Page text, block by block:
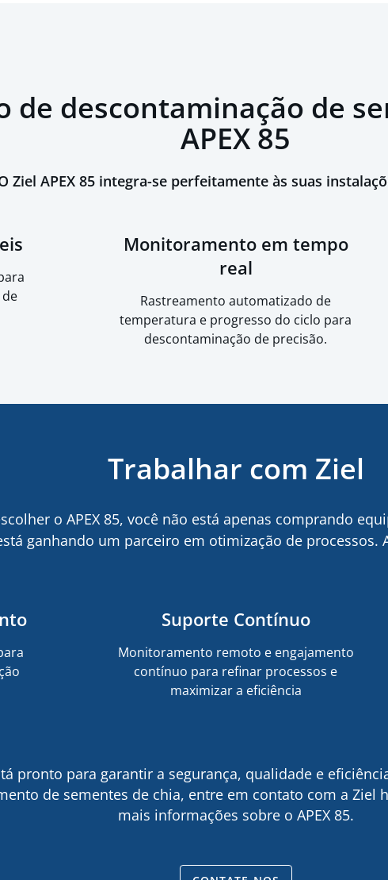
de descontaminação de
APEX 85
Ziel APEX 85 integra-se perfeitamente às suas
Monitoramento em tempo
real
Rastreamento automatizado de
temperatura e progresso do ciclo para
descontaminação de precisão.
Trabalhar com Ziel
o APEX 85, você não está apenas comprando
ganhando um parceiro em otimização de processos.
Suporte Contínuo
Monitoramento remoto e engajamento
contínuo para refinar processos e
maximizar a eficiência
pronto para garantir a segurança, qualidade e
de sementes de chia, entre em contato com a Ziel
mais informações sobre o APEX 85.